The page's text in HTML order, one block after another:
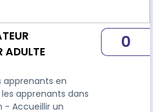
ADULTE
apprenants en
apprenants dans
- Accueillir un
0